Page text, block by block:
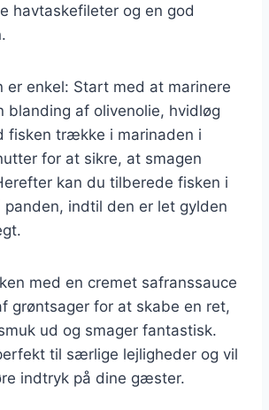
havtaskefileter og en god
er enkel: Start med at marinere
blanding af olivenolie, hvidløg
fisken trække i marinaden i
for at sikre, at smagen
kan du tilberede fisken i
panden, indtil den er let gylden
med en cremet safranssauce
grøntsager for at skabe en ret,
ud og smager fantastisk.
til særlige lejligheder og vil
indtryk på dine gæster.